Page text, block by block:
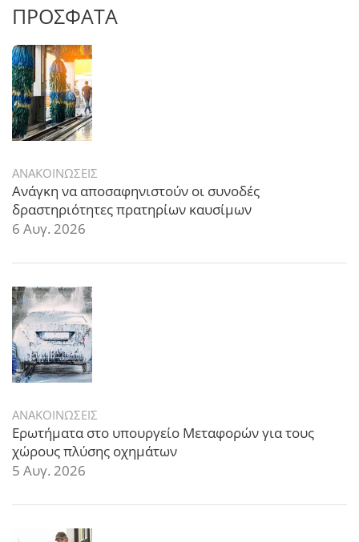
ΠΡΟΣΦΑΤΑ
ΑΝΑΚΟΙΝΩΣΕΙΣ
Ανάγκη να αποσαφηνιστούν οι συνοδές
δραστηριότητες πρατηρίων καυσίμων
6 Αυγ. 2026
ΑΝΑΚΟΙΝΩΣΕΙΣ
Ερωτήματα στο υπουργείο Μεταφορών για τους
χώρους πλύσης οχημάτων
5 Αυγ. 2026